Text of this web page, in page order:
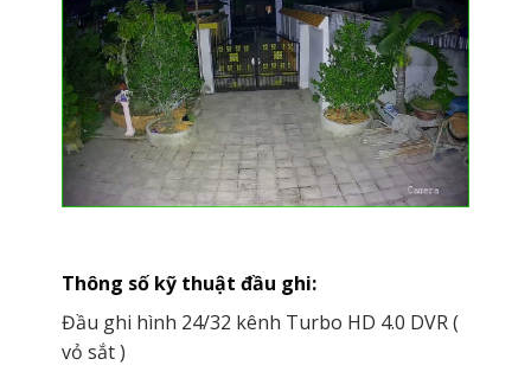
Thông số kỹ thuật đầu ghi:
Đầu ghi hình 24/32 kênh Turbo HD 4.0 DVR (
vỏ sắt )